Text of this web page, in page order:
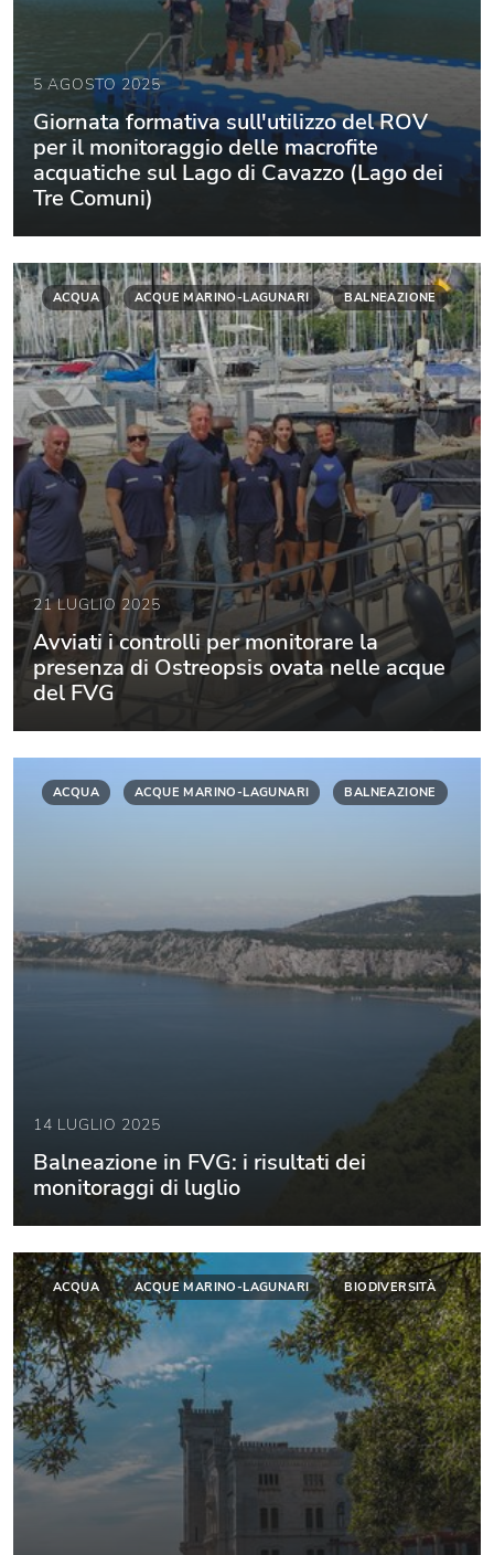
5 AGOSTO 2025
Giornata formativa sull'utilizzo del ROV
per il monitoraggio delle macrofite
acquatiche sul Lago di Cavazzo (Lago dei
Tre Comuni)
ACQUA ACQUE MARINO-LAGUNARI BALNEAZIONE
21 LUGLIO 2025
Avviati i controlli per monitorare la
presenza di Ostreopsis ovata nelle acque
del FVG
ACQUA ACQUE MARINO-LAGUNARI BALNEAZIONE
14 LUGLIO 2025
Balneazione in FVG: i risultati dei
monitoraggi di luglio
ACQUA ACQUE MARINO-LAGUNARI BIODIVERSITÀ